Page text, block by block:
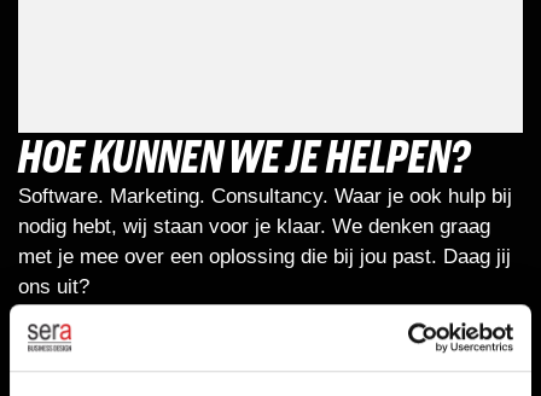
HOE KUNNEN WE JE HELPEN?
Software. Marketing. Consultancy. Waar je ook hulp bij
nodig hebt, wij staan voor je klaar. We denken graag
met je mee over een oplossing die bij jou past. Daag jij
ons uit?
+31 172 47 34 30
info@sera.nl